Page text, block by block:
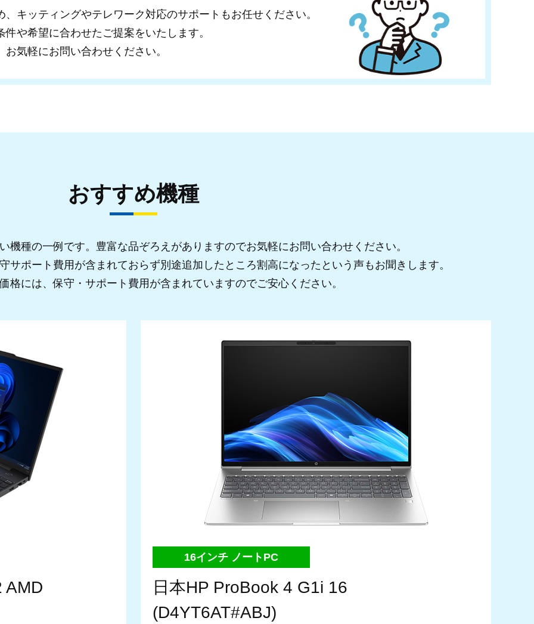
キッティングやテレワーク対応のサポートもお任せください。
や希望に合わせたご提案をいたします。
お気軽にお問い合わせください。
おすすめ機種
機種の一例です。豊富な品ぞろえがありますのでお気軽にお問い合わせください。
サポート費用が含まれておらず別途追加したところ割高になったという声もお聞きします。
格には、保守・サポート費用が含まれていますのでご安心ください。
AMD
16インチ ノートPC
日本HP ProBook 4 G1i 16
(D4YT6AT#ABJ)